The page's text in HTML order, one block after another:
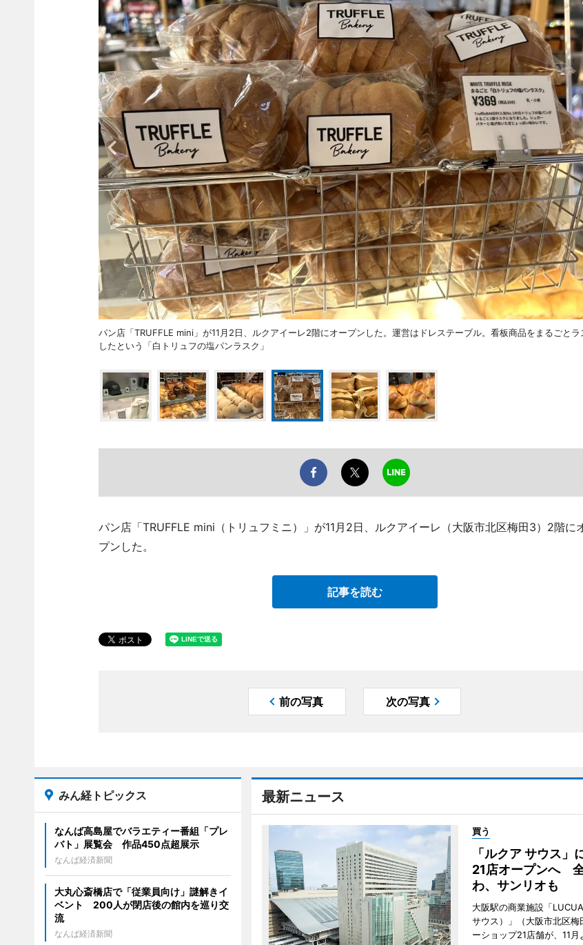
パン店「TRUFFLE mini」が11月2日、ルクアイーレ2階にオープンした。運営はドレステーブル。看板商品をまるごとラ
したという「白トリュフの塩パンラスク」
パン店「TRUFFLE mini（トリュフミニ）」が11月2日、ルクアイーレ（大阪市北区梅田3）2階に
プンした。
記事を読む
前の写真 次の写真
最新ニュース
買う
「ルクア サウス」
21店オープンへ
わ、サンリオも
大阪駅の商業施設「
サウス）」（大阪市北区梅
ーショップ21店舗が、11
みん経トピックス
なんば高島屋でバラエティー番組「プレ
バト」展覧会 作品450点超展示
なんば経済新聞
大丸心斎橋店で「従業員向け」謎解きイ
ベント 200人が閉店後の館内を巡り交
流
なんば経済新聞